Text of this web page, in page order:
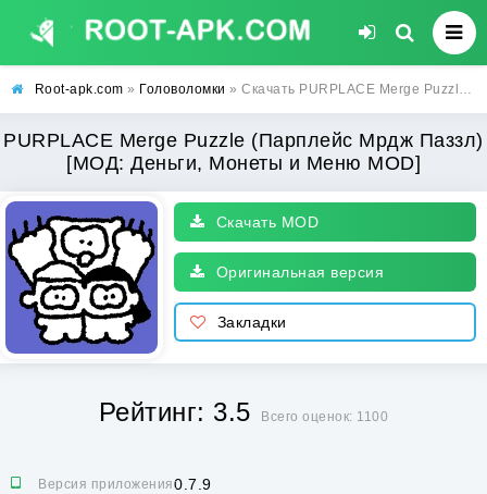
Root-apk.com » Головоломки » Скачать PURPLACE Merge Puzzle (Парплейс Мрдж Паззл) [МОД: Деньги, Монеты и Меню MOD] | Взлом PURPLACE Merge Puzzle на Андроид
PURPLACE Merge Puzzle (Парплейс Мрдж Паззл)
[МОД: Деньги, Монеты и Меню MOD]
Скачать MOD
Оригинальная версия
Закладки
Рейтинг: 3.5 Всего оценок: 1100
Версия приложения:0.7.9